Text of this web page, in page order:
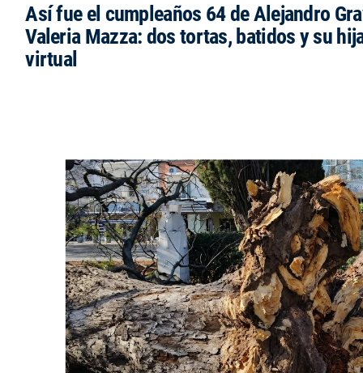
Así fue el cumpleaños 64 de Alejandro
Valeria Mazza: dos tortas, batidos y su
virtual